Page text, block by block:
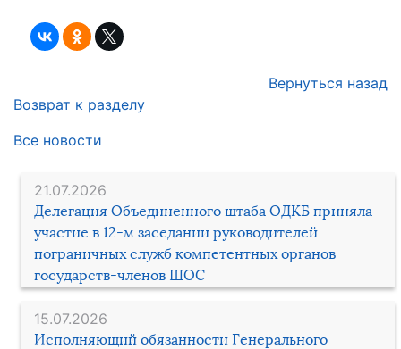
21.07.2026
Делегация Объединенного штаба ОДКБ приняла
участие в 12-м заседании руководителей
пограничных служб компетентных органов
государств-членов ШОС
15.07.2026
Исполняющий обязанности Генерального
Вернуться назад
Возврат к разделу
Все новости